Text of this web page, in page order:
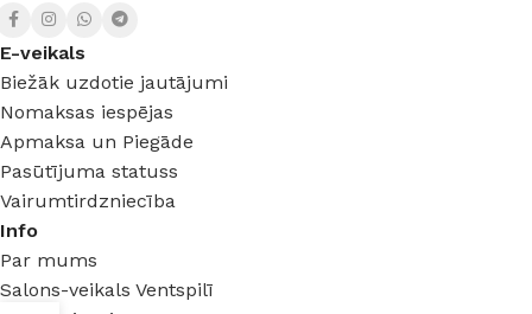
E-veikals
Biežāk uzdotie jautājumi
Nomaksas iespējas
Apmaksa un Piegāde
Pasūtījuma statuss
Vairumtirdzniecība
Info
Par mums
Salons-veikals Ventspilī